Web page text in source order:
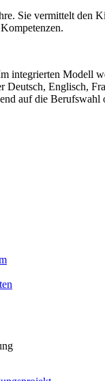
Sie vermittelt den
integrierten Modell
Deutsch, Englisch,
auf die